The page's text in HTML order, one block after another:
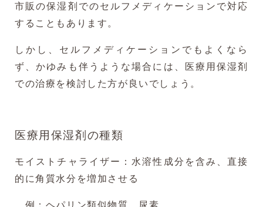
市販の保湿剤でのセルフメディケーションで対応
することもあります。
しかし、セルフメディケーションでもよくなら
ず、かゆみも伴うような場合には、医療用保湿剤
での治療を検討した方が良いでしょう。
医療用保湿剤の種類
モイストチャライザー：水溶性成分を含み、直接
的に角質水分を増加させる
例：ヘパリン類似物質、尿素